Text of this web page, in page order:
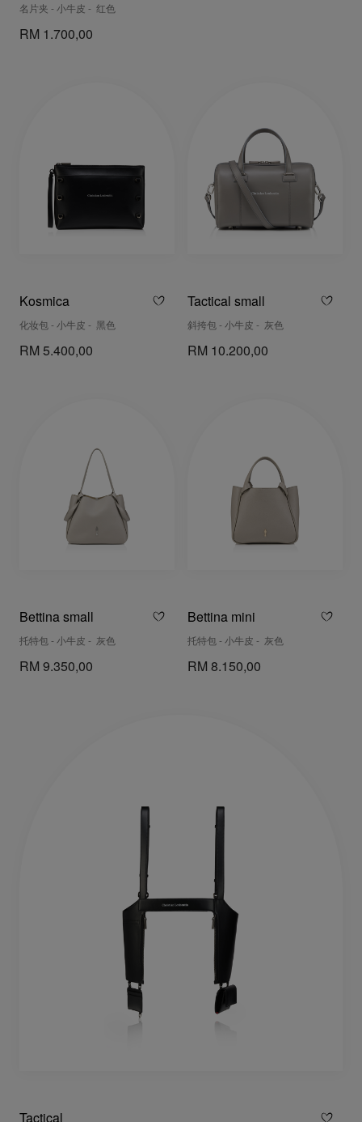
名片夹 - 小牛皮 - 红色
RM 1.700,00
Kosmica
化妆包 - 小牛皮 - 黑色
RM 5.400,00
Tactical small
斜挎包 - 小牛皮 - 灰色
RM 10.200,00
Bettina small
托特包 - 小牛皮 - 灰色
RM 9.350,00
Bettina mini
托特包 - 小牛皮 - 灰色
RM 8.150,00
Tactical